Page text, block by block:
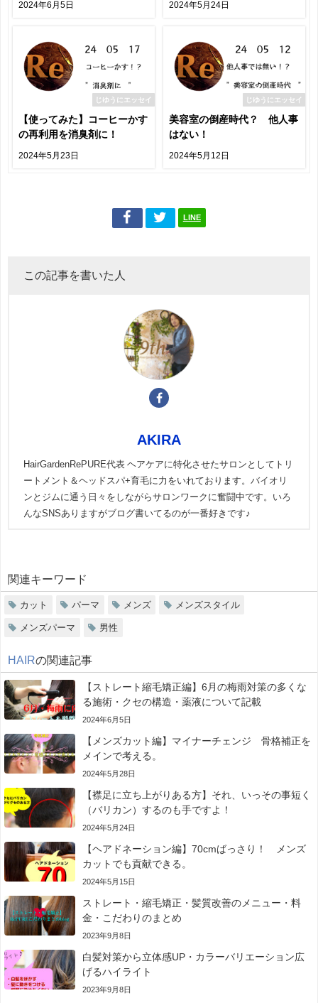
2024年6月5日 2024年5月24日
じゆうにエッセイ
【使ってみた】コーヒーかす
の再利用を消臭剤に！
2024年5月23日
じゆうにエッセイ
美容室の倒産時代？ 他人事
はない！
2024年5月12日
LINE
この記事を書いた人
AKIRA
HairGardenRePURE代表 ヘアケアに特化させたサロンとしてトリ
ートメント＆ヘッドスパ+育毛に力をいれております。バイオリ
ンとジムに通う日々をしながらサロンワークに奮闘中です。いろ
んなSNSありますがブログ書いてるのが一番好きです♪
関連キーワード
カット パーマ メンズ メンズスタイル
メンズパーマ 男性
HAIRの関連記事
【ストレート縮毛矯正編】6月の梅雨対策の多くな
る施術・クセの構造・薬液について記載
2024年6月5日
【メンズカット編】マイナーチェンジ 骨格補正を
メインで考える。
2024年5月28日
【襟足に立ち上がりある方】それ、いっその事短く
（バリカン）するのも手ですよ！
2024年5月24日
【ヘアドネーション編】70cmばっさり！ メンズ
カットでも貢献できる。
2024年5月15日
ストレート・縮毛矯正・髪質改善のメニュー・料
金・こだわりのまとめ
2023年9月8日
白髪対策から立体感UP・カラーバリエーション広
げるハイライト
2023年9月8日